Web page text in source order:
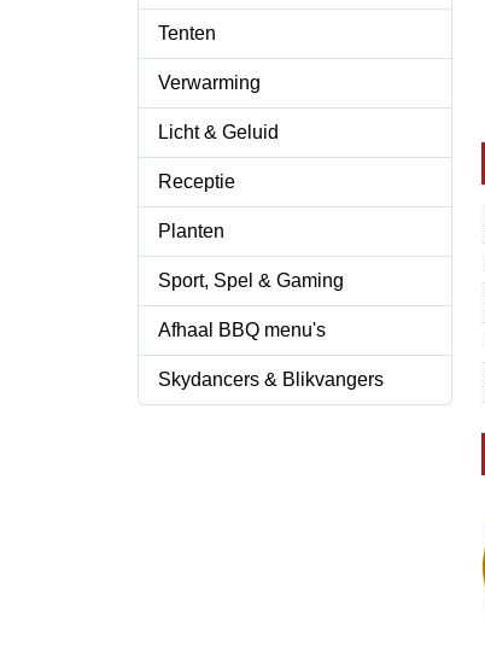
Tenten
Verwarming
Licht & Geluid
Receptie
Planten
Sport, Spel & Gaming
Afhaal BBQ menu's
Skydancers & Blikvangers